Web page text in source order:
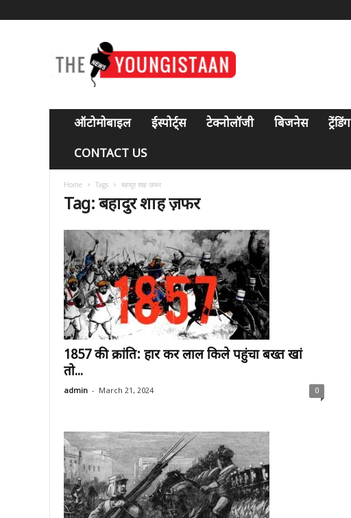
ऑटोमोबाइल ईस्पोर्ट्स टेक्नोलॉजी बिजनेस ट्रेंडिंग
CONTACT US
Home Tags बहादुर शाह ज़फर
Tag: बहादुर शाह ज़फर
1857 की क्रांति: हार कर लाल किले पहुंचा बख्त खां
तो...
admin - March 21, 2024 0